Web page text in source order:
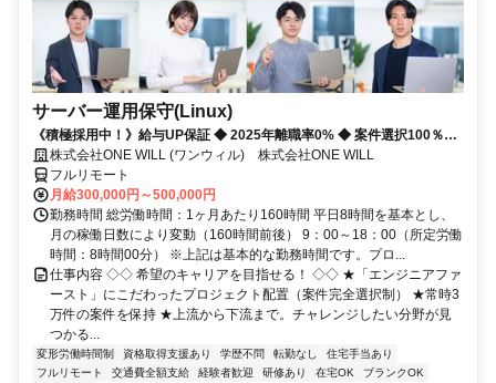
サーバー運用保守(Linux)
《積極採用中！》給与UP保証 ◆ 2025年離職率0% ◆ 案件選択100％！
◆ 平均残業7時間！
株式会社ONE WILL (ワンウィル) 株式会社ONE WILL
フルリモート
月給300,000円～500,000円
勤務時間 総労働時間：1ヶ月あたり160時間 平日8時間を基本とし、
月の稼働日数により変動（160時間前後） 9：00～18：00（所定労働
時間：8時間00分） ※上記は基本的な勤務時間です。プロ...
仕事内容 ◇◇ 希望のキャリアを目指せる！ ◇◇ ★「エンジニアファ
ースト」にこだわったプロジェクト配置（案件完全選択制） ★常時3
万件の案件を保持 ★上流から下流まで。チャレンジしたい分野が見
つかる...
変形労働時間制 資格取得支援あり 学歴不問 転勤なし
住宅手当あり
フルリモート
交通費全額支給 経験者歓迎 研修あり 在宅OK
ブランクOK